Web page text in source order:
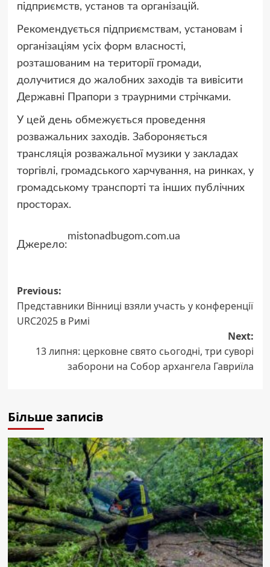
підприємств, установ та організацій.
Рекомендується підприємствам, установам і
організаціям усіх форм власності,
розташованим на території громади,
долучитися до жалобних заходів та вивісити
Державні Прапори з траурними стрічками.
У цей день обмежується проведення
розважальних заходів. Забороняється
трансляція розважальної музики у закладах
торгівлі, громадського харчування, на ринках, у
громадському транспорті та інших публічних
просторах.
Джерело:
mistonadbugom.com.ua
Post
navigation
Previous:
Представники Вінниці взяли участь у конференції
URC2025 в Римі
Next:
13 липня: церковне свято сьогодні, три суворі
заборони на Собор архангела Гавриїла
Більше записів